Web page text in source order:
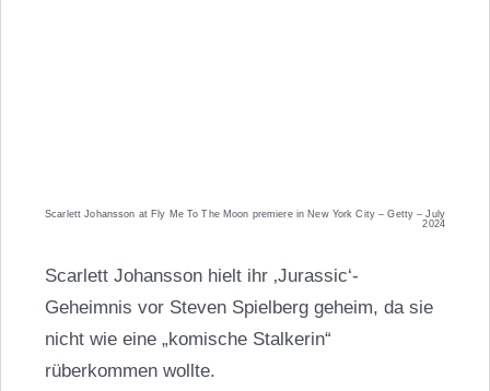
Scarlett Johansson at Fly Me To The Moon premiere in New York City – Getty – July
2024
Scarlett Johansson hielt ihr ‚Jurassic‘-
Geheimnis vor Steven Spielberg geheim, da sie
nicht wie eine „komische Stalkerin“
rüberkommen wollte.